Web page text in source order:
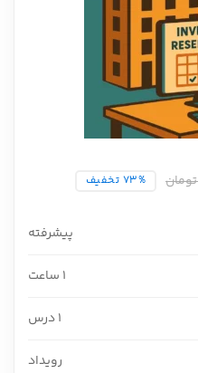
تومان 73% تخفیف
پیشرفته
1 ساعت
1 درس
رویداد